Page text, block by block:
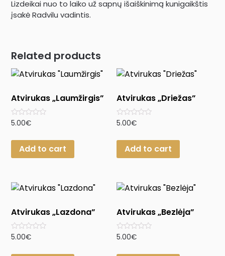
Lizdeikai nuo to laiko už sapnų išaiškinimą kunigaikštis
įsakė Radvilu vadintis.
Related products
Atvirukas „Laumžirgis”
Rated
of
5.00€
Add to cart
Atvirukas „Driežas”
Rated
of
5.00€
Add to cart
Atvirukas „Lazdona”
Rated
5.00€
Atvirukas „Bezlėja”
Rated
5.00€